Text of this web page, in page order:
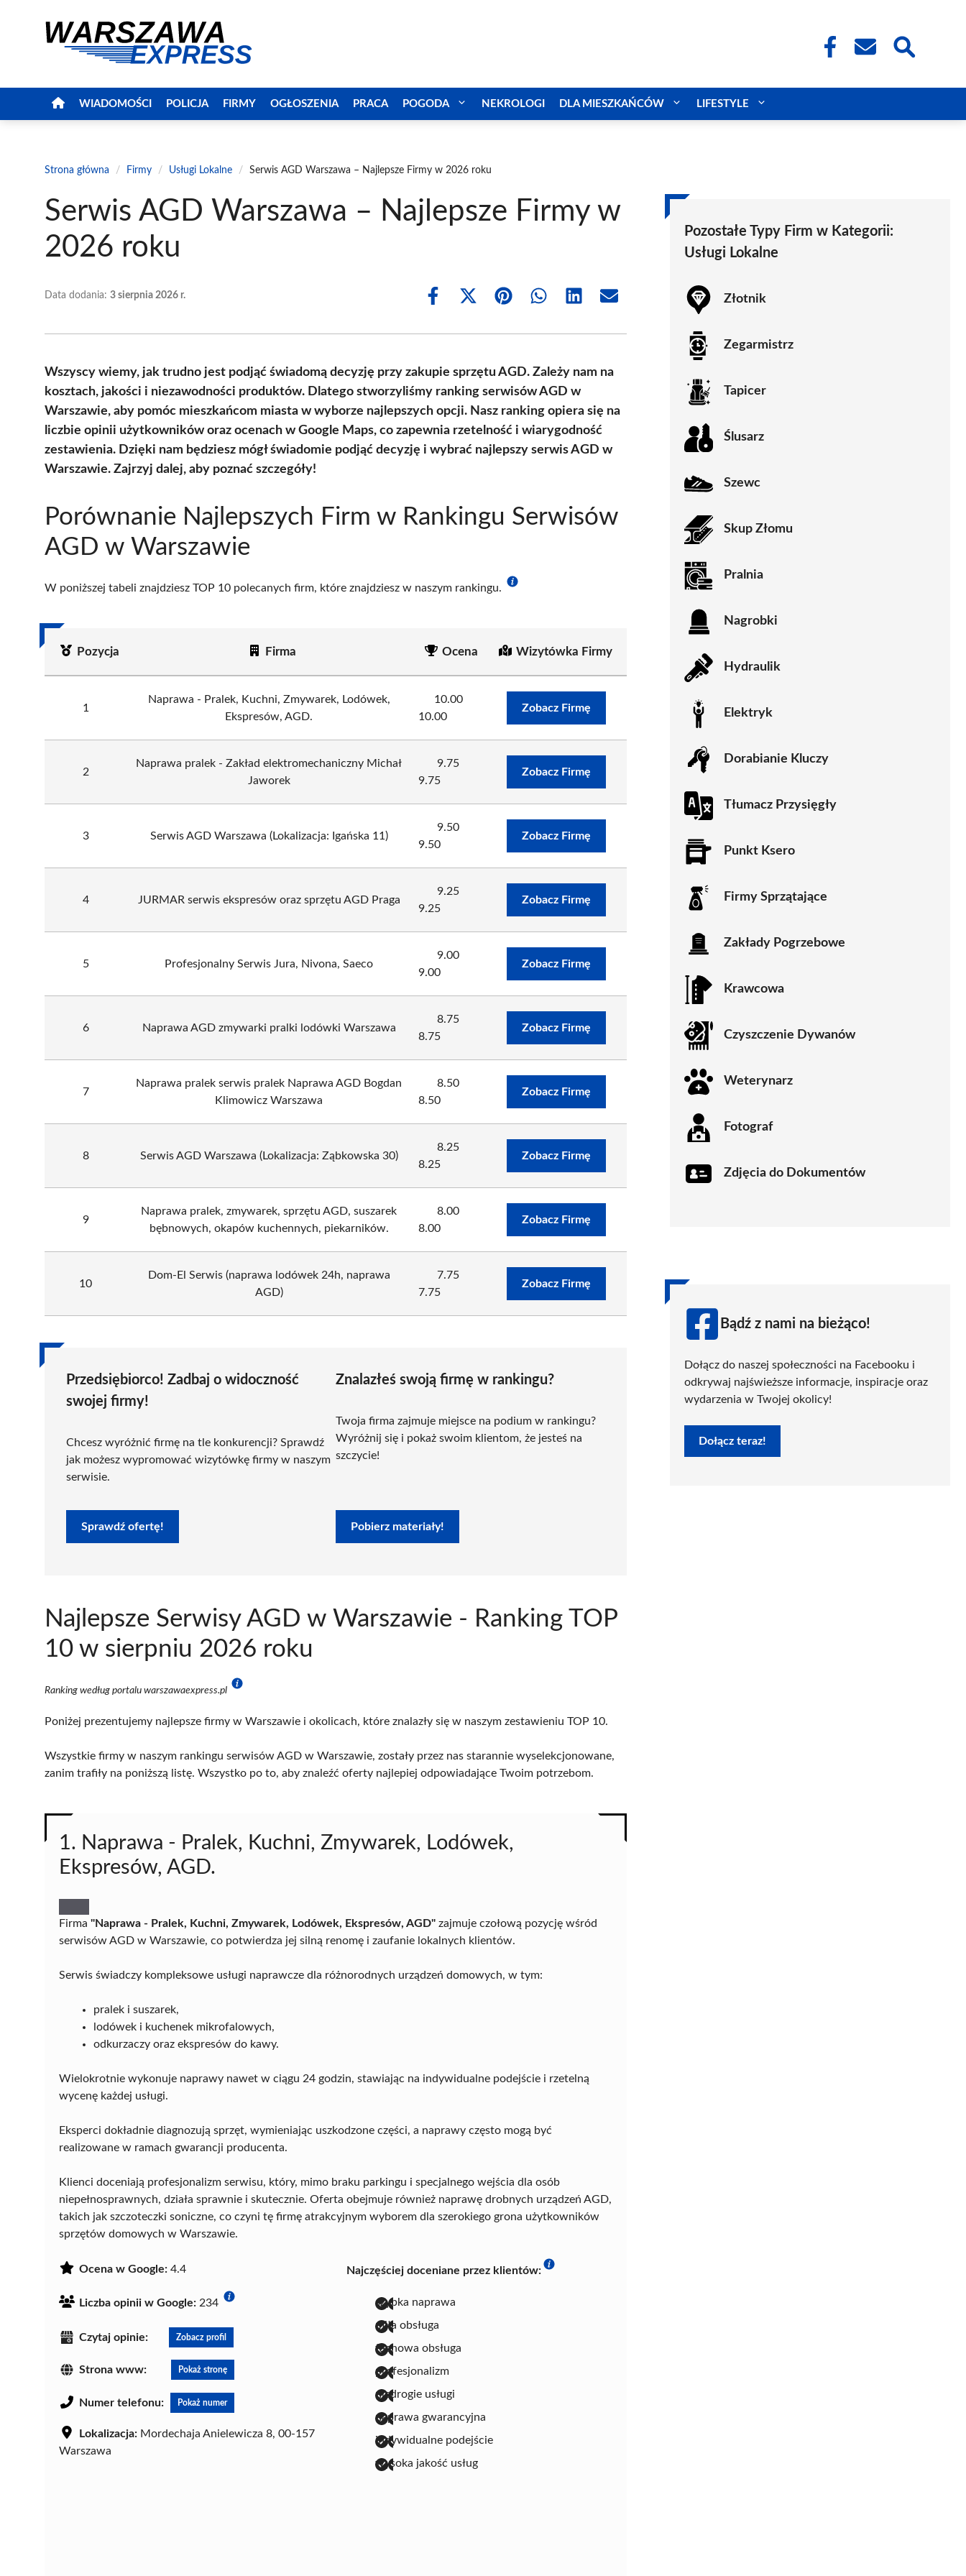
WIADOMOŚCI POLICJA FIRMY OGŁOSZENIA PRACA POGODA NEKROLOGI DLA MIESZKAŃCÓW LIFESTYLE
Strona główna / Firmy / Usługi Lokalne / Serwis AGD Warszawa – Najlepsze Firmy w 2026 roku
Serwis AGD Warszawa – Najlepsze Firmy w
2026 roku
Data dodania: 3 sierpnia 2026 r.
Share
Share
(Twitter)
Share Share Share Share
Wszyscy wiemy, jak trudno jest podjąć świadomą decyzję przy zakupie sprzętu AGD. Zależy nam na
kosztach, jakości i niezawodności produktów. Dlatego stworzyliśmy ranking serwisów AGD w
Warszawie, aby pomóc mieszkańcom miasta w wyborze najlepszych opcji. Nasz ranking opiera się na
liczbie opinii użytkowników oraz ocenach w Google Maps, co zapewnia rzetelność i wiarygodność
zestawienia. Dzięki nam będziesz mógł świadomie podjąć decyzję i wybrać najlepszy serwis AGD w
Warszawie. Zajrzyj dalej, aby poznać szczegóły!
Porównanie Najlepszych Firm w Rankingu Serwisów
AGD w Warszawie
W poniższej tabeli znajdziesz TOP 10 polecanych firm, które znajdziesz w naszym rankingu.
Pozycja Firma Ocena Wizytówka Firmy
1
Naprawa - Pralek, Kuchni, Zmywarek, Lodówek,
Ekspresów, AGD.
10.00
10.00
Zobacz Firmę
2
Naprawa pralek - Zakład elektromechaniczny Michał
Jaworek
9.75
9.75
Zobacz Firmę
3 Serwis AGD Warszawa (Lokalizacja: Igańska 11)
9.50
9.50
Zobacz Firmę
4 JURMAR serwis ekspresów oraz sprzętu AGD Praga
9.25
9.25
Zobacz Firmę
5 Profesjonalny Serwis Jura, Nivona, Saeco
9.00
9.00
Zobacz Firmę
6 Naprawa AGD zmywarki pralki lodówki Warszawa
8.75
8.75
Zobacz Firmę
7
Naprawa pralek serwis pralek Naprawa AGD Bogdan
Klimowicz Warszawa
8.50
8.50
Zobacz Firmę
8 Serwis AGD Warszawa (Lokalizacja: Ząbkowska 30)
8.25
8.25
Zobacz Firmę
9
Naprawa pralek, zmywarek, sprzętu AGD, suszarek
bębnowych, okapów kuchennych, piekarników.
8.00
8.00
Zobacz Firmę
10
Dom-El Serwis (naprawa lodówek 24h, naprawa
AGD)
7.75
7.75
Zobacz Firmę
Przedsiębiorco! Zadbaj o widoczność
swojej firmy!
Chcesz wyróżnić firmę na tle konkurencji? Sprawdź
jak możesz wypromować wizytówkę firmy w naszym
serwisie.
Sprawdź ofertę!
Znalazłeś swoją firmę w rankingu?
Twoja firma zajmuje miejsce na podium w rankingu?
Wyróżnij się i pokaż swoim klientom, że jesteś na
szczycie!
Pobierz materiały!
Najlepsze Serwisy AGD w Warszawie - Ranking TOP
10 w sierpniu 2026 roku
Ranking według portalu warszawaexpress.pl
Poniżej prezentujemy najlepsze firmy w Warszawie i okolicach, które znalazły się w naszym zestawieniu TOP 10.
Wszystkie firmy w naszym rankingu serwisów AGD w Warszawie, zostały przez nas starannie wyselekcjonowane,
zanim trafiły na poniższą listę. Wszystko po to, aby znaleźć oferty najlepiej odpowiadające Twoim potrzebom.
1. Naprawa - Pralek, Kuchni, Zmywarek, Lodówek,
Ekspresów, AGD.
Firma "Naprawa - Pralek, Kuchni, Zmywarek, Lodówek, Ekspresów, AGD" zajmuje czołową pozycję wśród
serwisów AGD w Warszawie, co potwierdza jej silną renomę i zaufanie lokalnych klientów.
Serwis świadczy kompleksowe usługi naprawcze dla różnorodnych urządzeń domowych, w tym:
pralek i suszarek,
lodówek i kuchenek mikrofalowych,
odkurzaczy oraz ekspresów do kawy.
Wielokrotnie wykonuje naprawy nawet w ciągu 24 godzin, stawiając na indywidualne podejście i rzetelną
wycenę każdej usługi.
Eksperci dokładnie diagnozują sprzęt, wymieniając uszkodzone części, a naprawy często mogą być
realizowane w ramach gwarancji producenta.
Klienci doceniają profesjonalizm serwisu, który, mimo braku parkingu i specjalnego wejścia dla osób
niepełnosprawnych, działa sprawnie i skutecznie. Oferta obejmuje również naprawę drobnych urządzeń AGD,
takich jak szczoteczki soniczne, co czyni tę firmę atrakcyjnym wyborem dla szerokiego grona użytkowników
sprzętów domowych w Warszawie.
Ocena w Google: 4.4
Liczba opinii w Google: 234
Czytaj opinie: Zobacz profil
Strona www: Pokaż stronę
Numer telefonu: Pokaż numer
Lokalizacja: Mordechaja Anielewicza 8, 00-157
Warszawa
Najczęściej doceniane przez klientów:
szybka naprawa
miła obsługa
fachowa obsługa
profesjonalizm
niedrogie usługi
naprawa gwarancyjna
indywidualne podejście
wysoka jakość usług
Pozostałe Typy Firm w Kategorii:
Usługi Lokalne
Złotnik
Zegarmistrz
Tapicer
Ślusarz
Szewc
Skup Złomu
Pralnia
Nagrobki
Hydraulik
Elektryk
Dorabianie Kluczy
Tłumacz Przysięgły
Punkt Ksero
Firmy Sprzątające
Zakłady Pogrzebowe
Krawcowa
Czyszczenie Dywanów
Weterynarz
Fotograf
Zdjęcia do Dokumentów
Bądź z nami na bieżąco!
Dołącz do naszej społeczności na Facebooku i
odkrywaj najświeższe informacje, inspiracje oraz
wydarzenia w Twojej okolicy!
Dołącz teraz!